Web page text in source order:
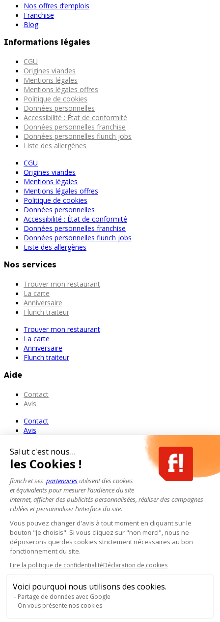
Nos offres d’emplois
Franchise
Blog
Informations légales
CGU
Origines viandes
Mentions légales
Mentions légales offres
Politique de cookies
Données personnelles
Accessibilité : État de conformité
Données personnelles franchise
Données personnelles flunch jobs
Liste des allergènes
CGU
Origines viandes
Mentions légales
Mentions légales offres
Politique de cookies
Données personnelles
Accessibilité : État de conformité
Données personnelles franchise
Données personnelles flunch jobs
Liste des allergènes
Nos services
Trouver mon restaurant
La carte
Anniversaire
Flunch traiteur
Trouver mon restaurant
La carte
Anniversaire
Flunch traiteur
Aide
Contact
Avis
Contact
Avis
Salut c'est nous...
les Cookies !
flunch et ses partenairesutilisent des cookies
et équivalents pour mesurer l’audience du site
internet, afficher des publicités personnalisées, réaliser des campagnes
ciblées et personnaliser l’interface du site.
Vous pouvez changer d'avis à tout moment en cliquant sur le
bouton "Je choisis". Si vous cliquez sur "non merci", nous ne
déposerons que des cookies strictement nécessaires au bon
fonctionnement du site.
Lire la politique de confidentialitéDéclaration de cookies
Voici pourquoi nous utilisons des cookies.
Partage de données avec Google
On vous présente nos cookies